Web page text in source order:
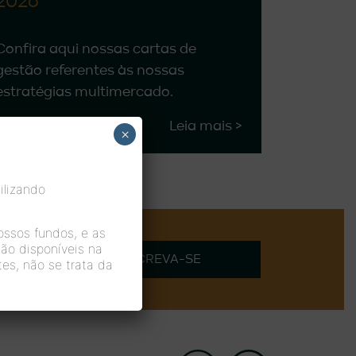
aqui nossas cartas de
referentes às nossas
multimercado.
Leia mais >
INSCREVA-SE
fundos, e as
disponíveis na
não se trata da
×